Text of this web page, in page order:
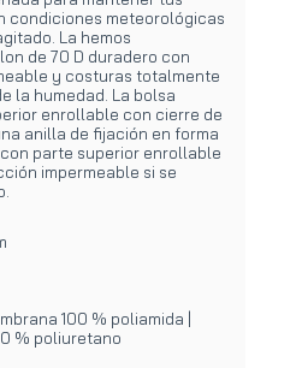
condiciones meteorológicas
La hemos
de 70 D duradero con
y costuras totalmente
la humedad. La bolsa
enrollable con cierre de
anilla de fijación en forma
parte superior enrollable
impermeable si se
100 % poliamida |
% poliuretano